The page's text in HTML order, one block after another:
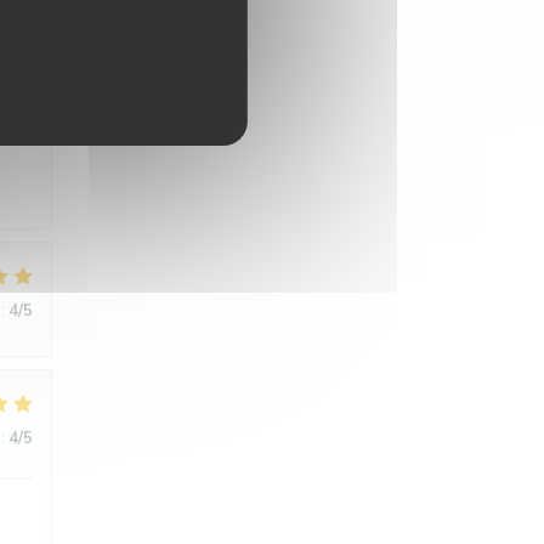
: 4/5
: 4/5